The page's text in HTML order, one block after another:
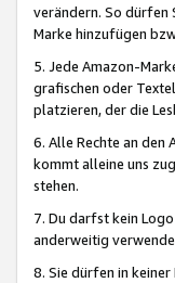
verändern. So dürfen
Marke hinzufügen
5. Jede Amazon-
grafischen oder
platzieren, der die
6. Alle Rechte an den
kommt alleine uns
stehen.
7. Du darfst kein
anderweitig
8. Sie dürfen in